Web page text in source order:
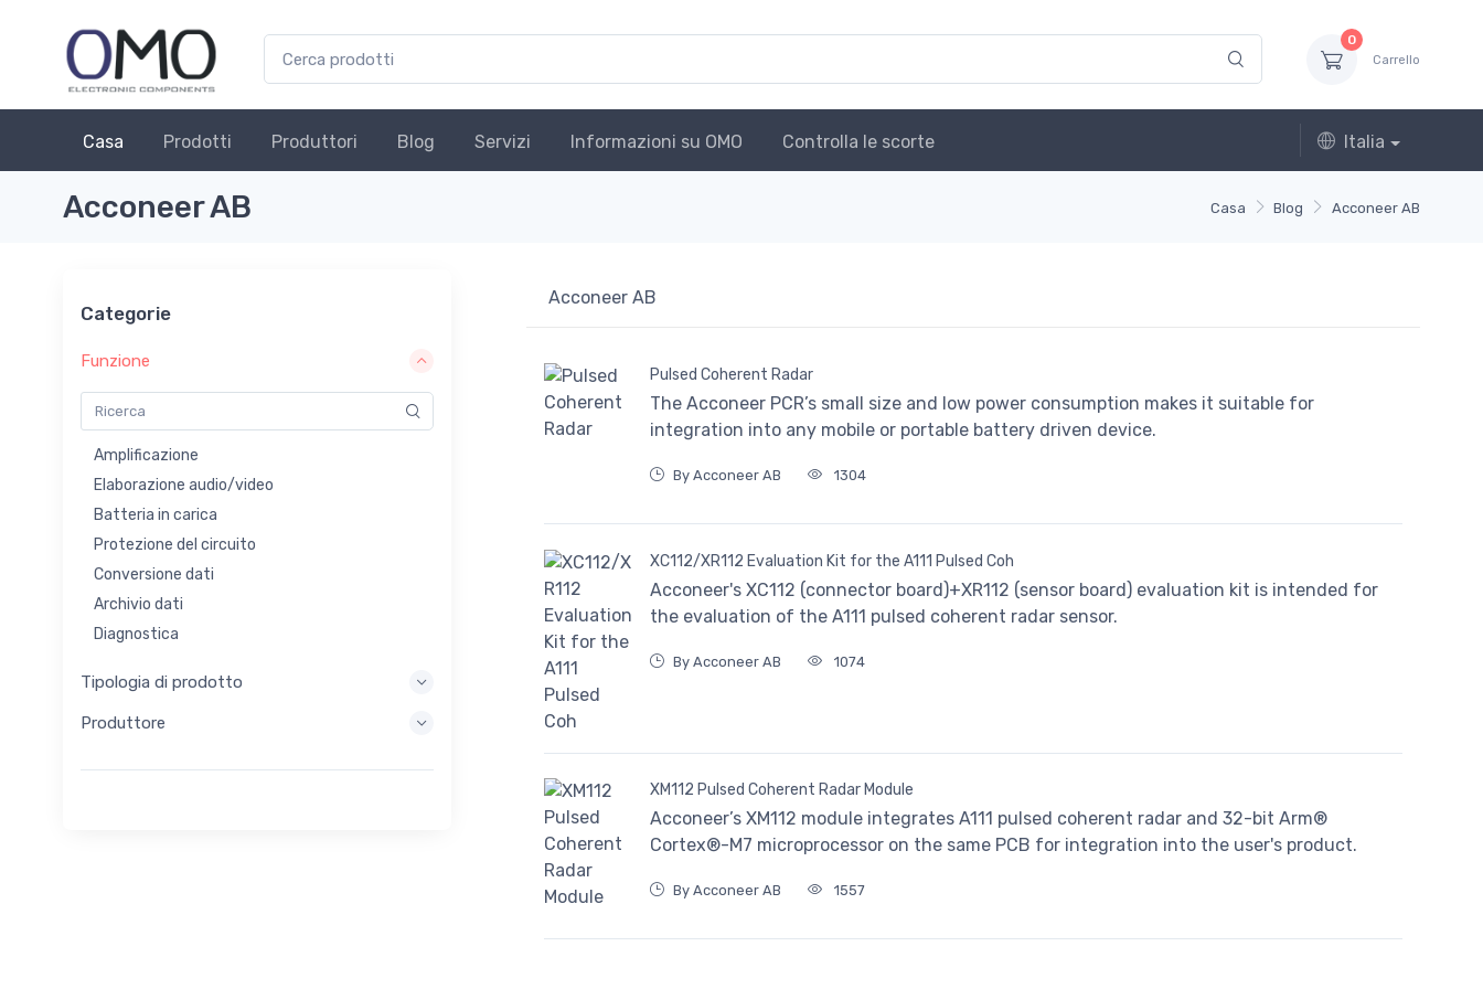
0
Carrello
Casa Prodotti Produttori Blog Servizi Informazioni su OMO Controlla le scorte Italia
Casa Blog Acconeer AB
Acconeer AB
Categorie
Funzione
Amplificazione
Elaborazione audio/video
Batteria in carica
Protezione del circuito
Conversione dati
Archivio dati
Diagnostica
Elaborazione incorporata
Raccolta di energia
Tipologia di prodotto
Produttore
Acconeer AB
Pulsed Coherent Radar
The Acconeer PCR’s small size and low power consumption makes it suitable for
integration into any mobile or portable battery driven device.
By Acconeer AB 1304
XC112/XR112 Evaluation Kit for the A111 Pulsed Coh
Acconeer's XC112 (connector board)+XR112 (sensor board) evaluation kit is intended for
the evaluation of the A111 pulsed coherent radar sensor.
By Acconeer AB 1074
XM112 Pulsed Coherent Radar Module
Acconeer’s XM112 module integrates A111 pulsed coherent radar and 32-bit Arm®
Cortex®-M7 microprocessor on the same PCB for integration into the user's product.
By Acconeer AB 1557